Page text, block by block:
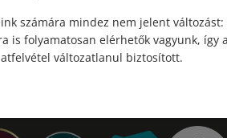
számára mindez nem jelent
is folyamatosan elérhetők vagyunk, így
változatlanul biztosított.